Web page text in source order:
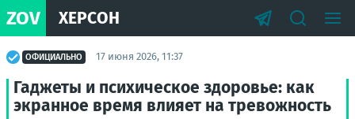
ZOV ХЕРСОН
ОФИЦИАЛЬНО 17 июня 2026, 11:37
Гаджеты и психическое здоровье: как
экранное время влияет на тревожность